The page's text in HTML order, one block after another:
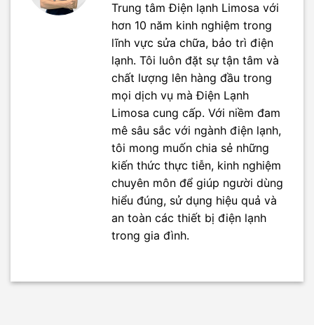
Trung tâm Điện lạnh Limosa với
hơn 10 năm kinh nghiệm trong
lĩnh vực sửa chữa, bảo trì điện
lạnh. Tôi luôn đặt sự tận tâm và
chất lượng lên hàng đầu trong
mọi dịch vụ mà Điện Lạnh
Limosa cung cấp. Với niềm đam
mê sâu sắc với ngành điện lạnh,
tôi mong muốn chia sẻ những
kiến thức thực tiễn, kinh nghiệm
chuyên môn để giúp người dùng
hiểu đúng, sử dụng hiệu quả và
an toàn các thiết bị điện lạnh
trong gia đình.